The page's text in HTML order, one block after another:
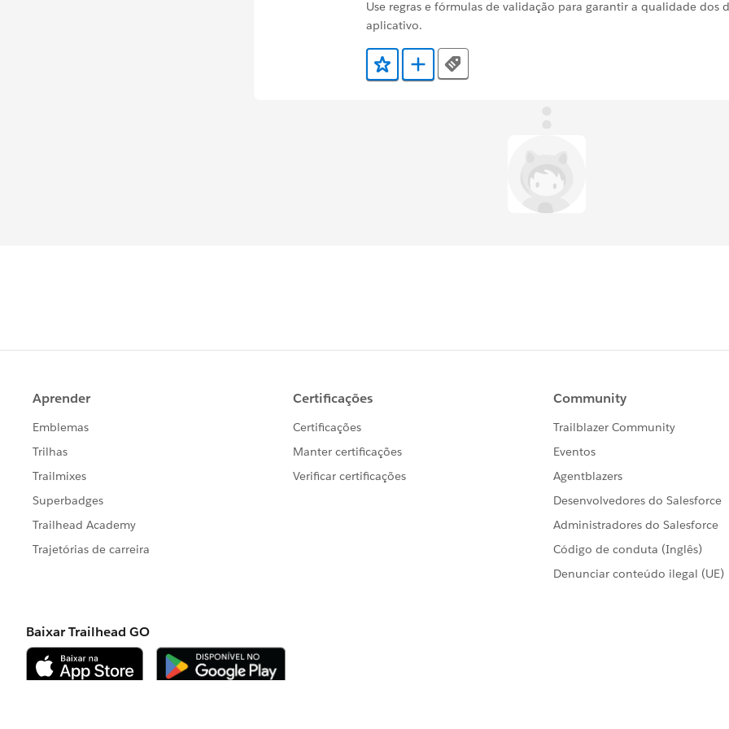
Use regras e fórmulas de validação para garantir a qualidade dos
aplicativo.
Adicionar a Favoritos
Adicionar a Trailmix
Tags